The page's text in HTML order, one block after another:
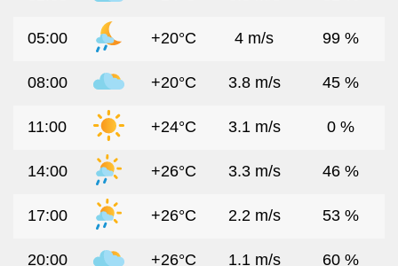
05:00 +20°C 4 m/s 99 %
08:00 +20°C 3.8 m/s 45 %
11:00 +24°C 3.1 m/s 0 %
14:00 +26°C 3.3 m/s 46 %
17:00 +26°C 2.2 m/s 53 %
20:00 +26°C 1.1 m/s 60 %